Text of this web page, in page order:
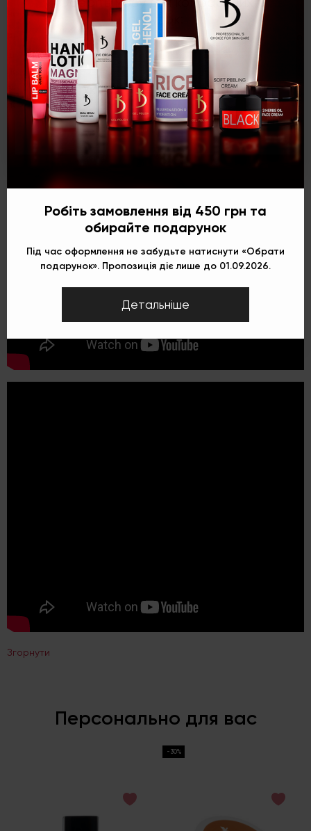
покупок:
Укр Рус Eng
нанесеного матеріалу.
Рекомендації щодо використання:після нанесення першого
шару лаку дочекайтеся повного висихання і тільки тоді
нанесіть другий шар лаку. За потреби для пришвидшення
висихання кольору використовуйте сушку-закріплювач для
лаку.
Згорнути
Персонально для вас
-30%
Робіть замовлення від 450 грн та
обирайте подарунок
Під час оформлення не забудьте натиснути «Обрати
подарунок». Пропозиція діє лише до 01.09.2026.
Детальніше